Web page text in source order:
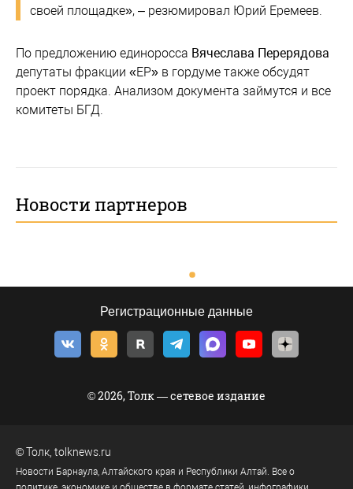
своей площадке», – резюмировал Юрий Еремеев.
По предложению единоросса Вячеслава Перерядова
депутаты фракции «ЕР» в гордуме также обсудят
проект порядка. Анализом документа займутся и все
комитеты БГД.
Новости партнеров
Регистрационные данные
© 2026, Толк — сетевое издание
©Толк tolknews.ru
Новости Барнаула, Алтайского края и Республики Алтай. Все о